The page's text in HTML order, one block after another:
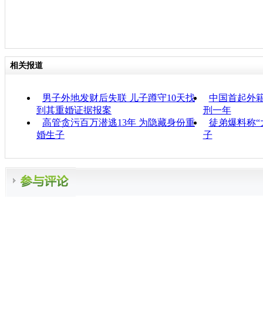
相关报道
男子外地发财后失联 儿子蹲守10天找
到其重婚证据报案
中国首起外
刑一年
高管贪污百万潜逃13年 为隐藏身份重
婚生子
徒弟爆料称
子